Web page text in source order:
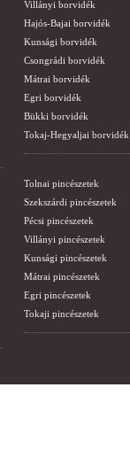
Villányi borvidék
Hajós-Bajai borvidék
Kunsági borvidék
Csongrádi borvidék
Mátrai borvidék
Egri borvidék
Bükki borvidék
Tokaj-Hegyaljai borvidék
Tolnai pincészetek
Szekszárdi pincészetek
Pécsi pincészetek
Villányi pincészetek
Kunsági pincészetek
Mátrai pincészetek
Egri pincészetek
Tokaji pincészetek